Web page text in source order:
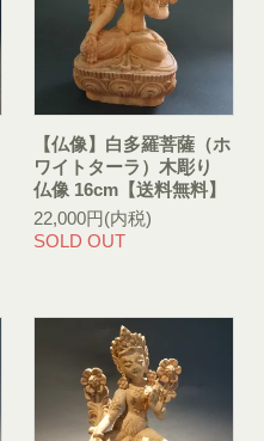
【仏像】白多羅菩薩（ホ
ワイトターラ）木彫り
仏像 16cm【送料無料】
22,000円(内税)
SOLD OUT